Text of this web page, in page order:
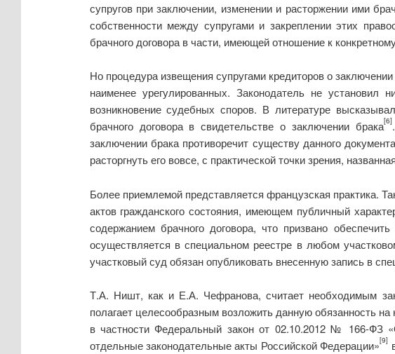
супругов при заключении, изменении и расторжении ими
собственности между супругами и закреплении этих
брачного договора в части, имеющей отношение к
Но процедура извещения супругами кредиторов о
наименее урегулированных. Законодатель не
возникновение судебных споров. В литературе
брачного договора в свидетельстве о заключении брака[6]
заключении брака противоречит существу данного
расторгнуть его вовсе, с практической точки зрения,
Более приемлемой представляется французская практика.
актов гражданского состояния, имеющем публичный
содержанием брачного договора, что призвано
осуществляется в специальном реестре в любом
участковый суд обязан опубликовать внесенную запись в
Т.А. Ништ, как и Е.А. Чефранова, считает необходимым
полагает целесообразным возложить данную обязанность
в частности Федеральный закон от 02.10.2012 № 166-ФЗ
отдельные законодательные акты Российской Федерации»[9]